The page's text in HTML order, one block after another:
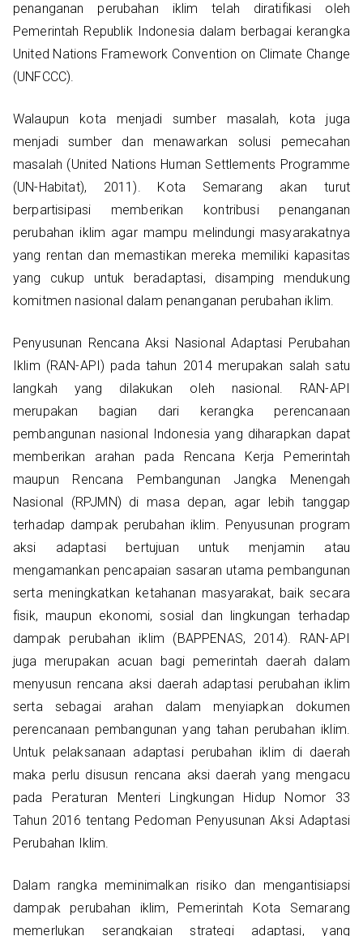
penanganan perubahan iklim telah diratifikasi oleh
Pemerintah Republik Indonesia dalam berbagai kerangka
United Nations Framework Convention on Climate Change
(UNFCCC).
Walaupun kota menjadi sumber masalah, kota juga
menjadi sumber dan menawarkan solusi pemecahan
masalah (United Nations Human Settlements Programme
(UN-Habitat), 2011). Kota Semarang akan turut
berpartisipasi memberikan kontribusi penanganan
perubahan iklim agar mampu melindungi masyarakatnya
yang rentan dan memastikan mereka memiliki kapasitas
yang cukup untuk beradaptasi, disamping mendukung
komitmen nasional dalam penanganan perubahan iklim.
Penyusunan Rencana Aksi Nasional Adaptasi Perubahan
Iklim (RAN-API) pada tahun 2014 merupakan salah satu
langkah yang dilakukan oleh nasional. RAN-API
merupakan bagian dari kerangka perencanaan
pembangunan nasional Indonesia yang diharapkan dapat
memberikan arahan pada Rencana Kerja Pemerintah
maupun Rencana Pembangunan Jangka Menengah
Nasional (RPJMN) di masa depan, agar lebih tanggap
terhadap dampak perubahan iklim. Penyusunan program
aksi adaptasi bertujuan untuk menjamin atau
mengamankan pencapaian sasaran utama pembangunan
serta meningkatkan ketahanan masyarakat, baik secara
fisik, maupun ekonomi, sosial dan lingkungan terhadap
dampak perubahan iklim (BAPPENAS, 2014). RAN-API
juga merupakan acuan bagi pemerintah daerah dalam
menyusun rencana aksi daerah adaptasi perubahan iklim
serta sebagai arahan dalam menyiapkan dokumen
perencanaan pembangunan yang tahan perubahan iklim.
Untuk pelaksanaan adaptasi perubahan iklim di daerah
maka perlu disusun rencana aksi daerah yang mengacu
pada Peraturan Menteri Lingkungan Hidup Nomor 33
Tahun 2016 tentang Pedoman Penyusunan Aksi Adaptasi
Perubahan Iklim.
Dalam rangka meminimalkan risiko dan mengantisiapsi
dampak perubahan iklim, Pemerintah Kota Semarang
memerlukan serangkaian strategi adaptasi, yang